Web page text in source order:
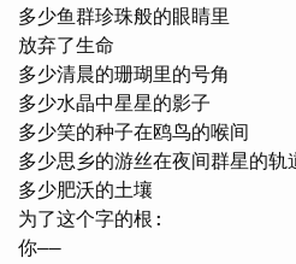
多少鱼群珍珠般的眼睛里
放弃了生命
多少清晨的珊瑚里的号角
多少水晶中星星的影子
多少笑的种子在鸥鸟的喉间
多少思乡的游丝在夜间群星的轨
多少肥沃的土壤
为了这个字的根:
你——